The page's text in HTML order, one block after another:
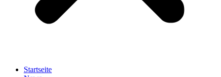
Startseite